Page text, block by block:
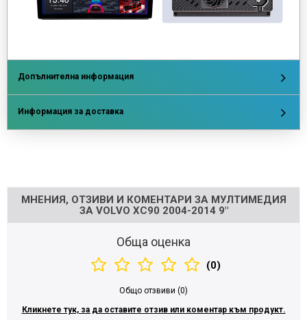
Допълнителна информация
Информация за доставка
МНЕНИЯ, ОТЗИВИ И КОМЕНТАРИ ЗА МУЛТИМЕДИЯ
ЗА VOLVO XC90 2004-2014 9"
Обща оценка
(0)
Общо отзвиви (0)
Кликнете тук, за да оставите отзив или коментар към продукт.